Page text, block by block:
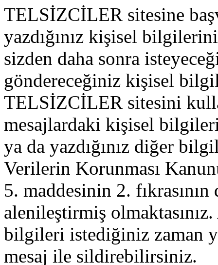
TELSİZCİLER sitesine
yazdığınız kişisel
sizden daha sonra
göndereceğiniz kişisel
TELSİZCİLER sitesini
mesajlardaki kişisel
ya da yazdığınız diğer
Verilerin Korunması
5. maddesinin 2.
alenileştirmiş
bilgileri istediğiniz zaman
mesaj ile sildirebilirsiniz.